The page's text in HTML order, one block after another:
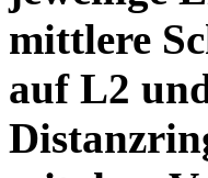
mittlere
auf L2